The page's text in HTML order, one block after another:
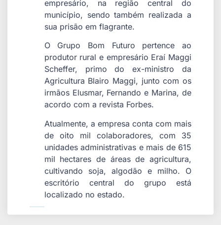
empresário, na região central do
município, sendo também realizada a
sua prisão em flagrante.
O Grupo Bom Futuro pertence ao
produtor rural e empresário Eraí Maggi
Scheffer, primo do ex-ministro da
Agricultura Blairo Maggi, junto com os
irmãos Elusmar, Fernando e Marina, de
acordo com a revista Forbes.
Atualmente, a empresa conta com mais
de oito mil colaboradores, com 35
unidades administrativas e mais de 615
mil hectares de áreas de agricultura,
cultivando soja, algodão e milho. O
escritório central do grupo está
localizado no estado.